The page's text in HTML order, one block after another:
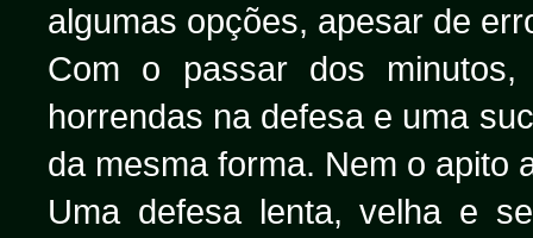
algumas opções, apesar de
Com o passar dos minutos,
horrendas na defesa e uma
da mesma forma. Nem o apito
Uma defesa lenta, velha e